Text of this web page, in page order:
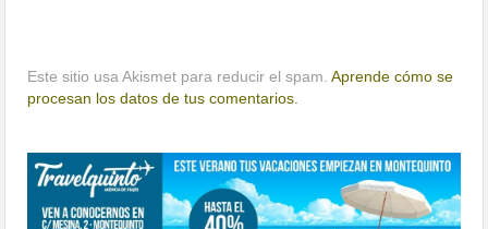
Este sitio usa Akismet para reducir el spam.Aprende cómo se
procesan los datos de tus comentarios.